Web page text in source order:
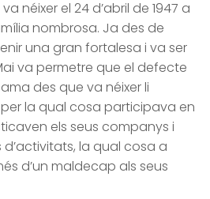
néixer el 24 d’abril de 1947 a
nombrosa. Ja des de
una gran fortalesa i va ser
va permetre que el defecte
des que va néixer li
la qual cosa participava en
els seus companys i
la qual cosa a
d’un maldecap als seus